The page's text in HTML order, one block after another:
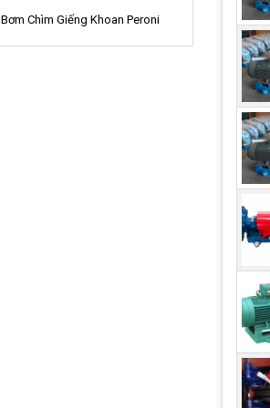
Bơm Chìm Giếng Khoan Peroni